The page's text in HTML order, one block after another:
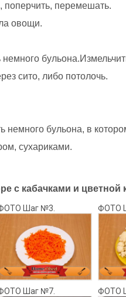
поперчить, перемешать.
овощи.
сито, либо потолочь.
немного бульона, в
сухариками.
с кабачками и цветной
Шаг №3. ФОТО
Шаг №7. ФОТО